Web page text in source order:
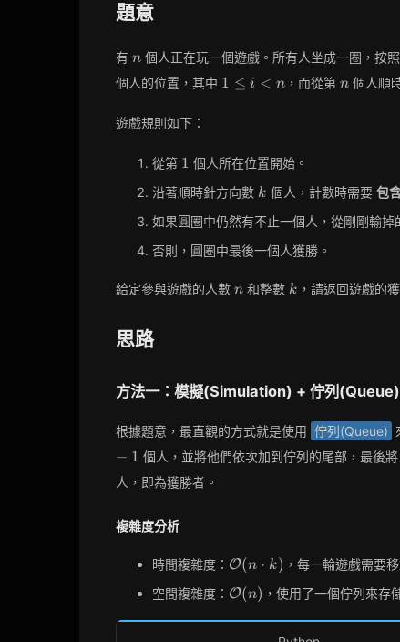
題意
有 n
n 個人正在玩一個遊戲。所有人坐成一圈，按照
個人的位置，其中 1
1 ≤ i < n，而從第 n
n個人順
遊戲規則如下：
從第 1
1 個人所在位置開始。
沿著順時針方向數 k
k 個人，計數時需要 包
如果圓圈中仍然有不止一個人，從剛剛輸掉
否則，圓圈中最後一個人獲勝。
給定參與遊戲的人數 n
n 和整數 k
k ，請返回遊戲的
思路
方法一：模擬(Simulation) + 佇列(Queue)
根據題意，最直觀的方式就是使用 佇列(Queue)
− 1 個人，並將他們依次加到佇列的尾部，最後
人，即為獲勝者。
複雜度分析
時間複雜度： \mathcal{O}
(n \cdot k)
O(n ⋅ k) ，每一輪遊戲需要
空間複雜度： \mathcal{O}
O(n) ，使用了一個佇列來存